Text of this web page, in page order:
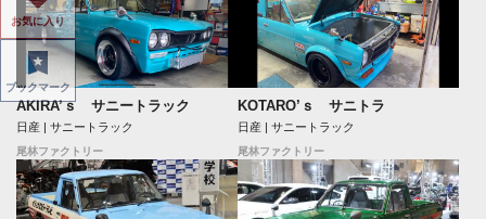
AKIRA’ｓ サニートラック
日産 | サニートラック
尾林ファクトリー
KOTARO’ｓ サニトラ
日産 | サニートラック
尾林ファクトリー
お気に入り
ブックマーク